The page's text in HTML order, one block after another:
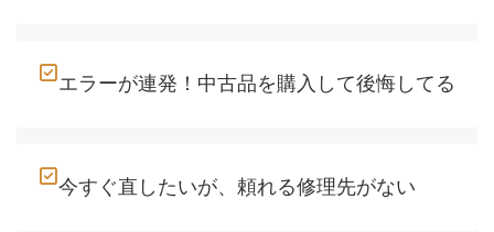
エラーが連発！中古品を購入して後悔してる
今すぐ直したいが、頼れる修理先がない